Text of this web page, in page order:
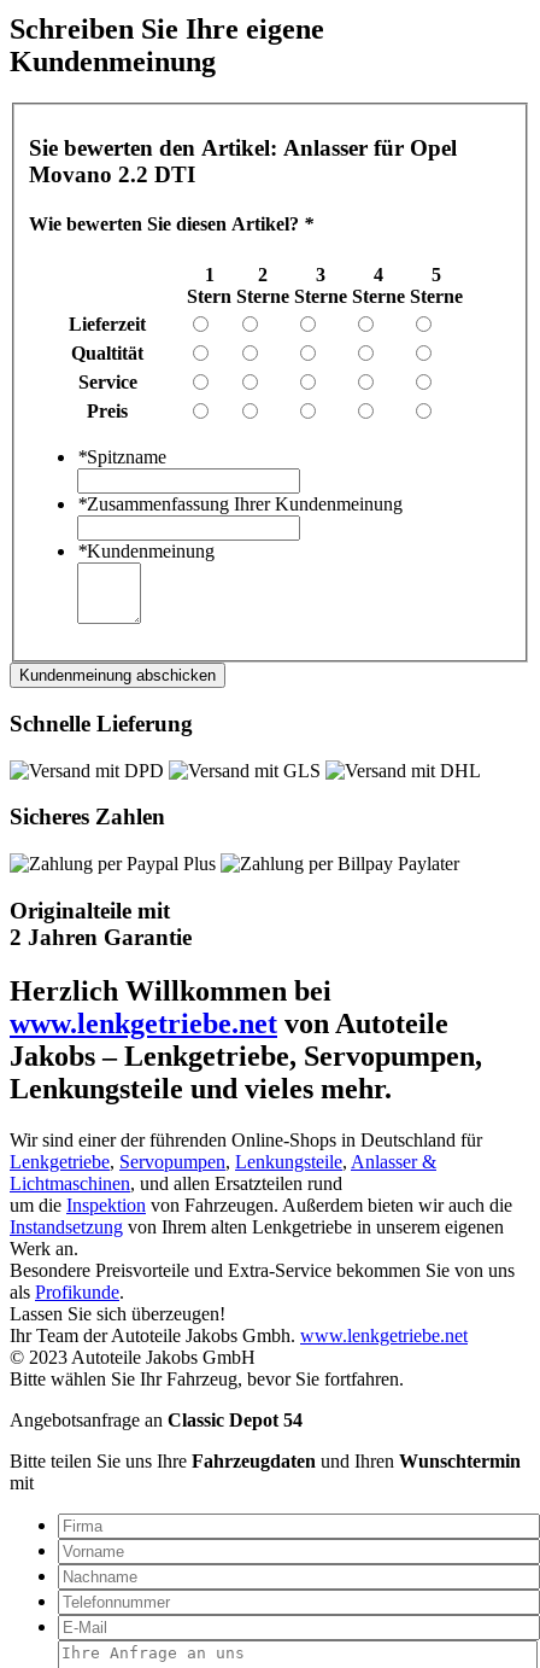
Schreiben Sie Ihre eigene
Kundenmeinung
Sie bewerten den Artikel: Anlasser für Opel
Movano 2.2 DTI
Wie bewerten Sie diesen Artikel? *
1
Stern
2
Sterne
3
Sterne
4
Sterne
5
Sterne
Lieferzeit
Qualtität
Service
Preis
*Spitzname
*Zusammenfassung Ihrer Kundenmeinung
*Kundenmeinung
Kundenmeinung abschicken
Schnelle Lieferung
Sicheres Zahlen
Originalteile mit
2 Jahren Garantie
Herzlich Willkommen bei
www.lenkgetriebe.net von Autoteile
Jakobs – Lenkgetriebe, Servopumpen,
Lenkungsteile und vieles mehr.
Wir sind einer der führenden Online-Shops in Deutschland für
Lenkgetriebe, Servopumpen, Lenkungsteile, Anlasser &
Lichtmaschinen, und allen Ersatzteilen rund
um die Inspektion von Fahrzeugen. Außerdem bieten wir auch die
Instandsetzung von Ihrem alten Lenkgetriebe in unserem eigenen
Werk an.
Besondere Preisvorteile und Extra-Service bekommen Sie von uns
als Profikunde.
Lassen Sie sich überzeugen!
Ihr Team der Autoteile Jakobs Gmbh. www.lenkgetriebe.net
© 2023 Autoteile Jakobs GmbH
Bitte wählen Sie Ihr Fahrzeug, bevor Sie fortfahren.
Angebotsanfrage an Classic Depot 54
Bitte teilen Sie uns Ihre Fahrzeugdaten und Ihren Wunschtermin
mit